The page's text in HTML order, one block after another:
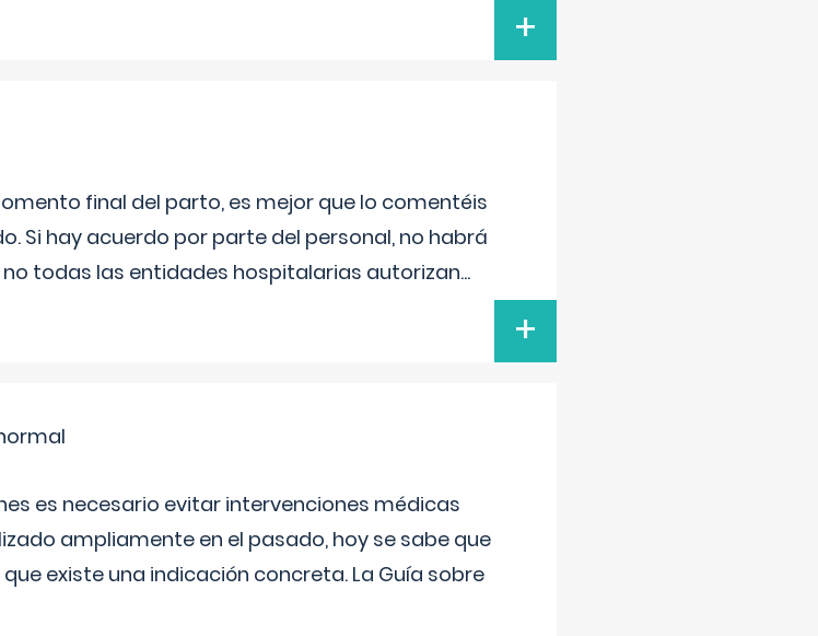
+
final del parto, es mejor que lo comentéis
Si hay acuerdo por parte del personal, no habrá
todas las entidades hospitalarias autorizan...
+
es necesario evitar intervenciones médicas
ampliamente en el pasado, hoy se sabe que
existe una indicación concreta. La Guía sobre